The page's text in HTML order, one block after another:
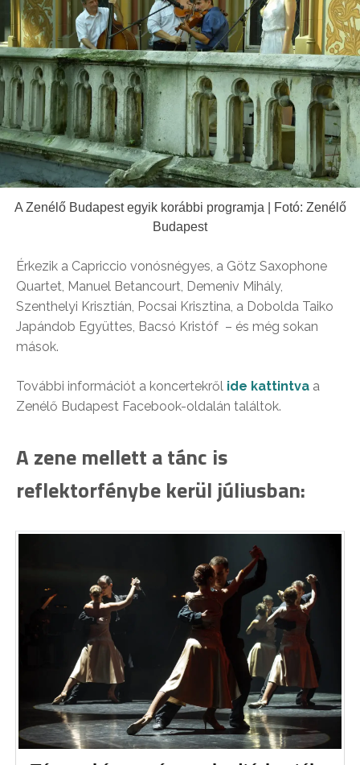
A Zenélő Budapest egyik korábbi programja | Fotó: Zenélő
Budapest
Érkezik a Capriccio vonósnégyes, a Götz Saxophone
Quartet, Manuel Betancourt, Demeniv Mihály,
Szenthelyi Krisztián, Pocsai Krisztina, a Dobolda Taiko
Japándob Együttes, Bacsó Kristóf – és még sokan
mások.
További információt a koncertekről ide kattintva a
Zenélő Budapest Facebook-oldalán találtok.
A zene mellett a tánc is
reflektorfénybe kerül júliusban: